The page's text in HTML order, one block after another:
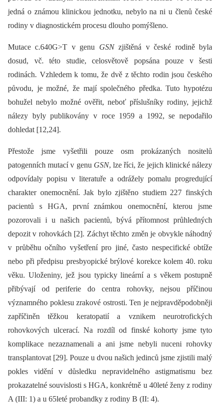
jedná o známou klinickou jednotku, nebylo na ni u členů české
rodiny v dia­gnostickém procesu dlouho pomýšleno.
Mutace c.640G>T v genu GSNzjištěná v české rodině byla
dosud, vč. této studie, celosvětově popsána pouze v šesti
rodinách. Vzhledem k tomu, že dvě z těchto rodin jsou českého
původu, je možné, že mají společného předka. Tuto hypotézu
bohužel nebylo možné ověřit, neboť příslušníky rodiny, jejichž
nálezy byly publikovány v roce 1959 a 1992, se nepodařilo
dohledat [12,24].
Přestože jsme vyšetřili pouze osm prokázaných nositelů
patogenních mutací v genu GSN, lze říci, že jejich klinické nálezy
odpovídaly popisu v literatuře a odrážely pomalu progredující
charakter onemocnění. Jak bylo zjištěno studiem 227 finských
pacientů s HGA, první známkou onemocnění, kterou jsme
pozorovali i u našich pacientů, bývá přítomnost průhledných
depozit v rohovkách [2]. Záchyt těchto změn je obvykle náhodný
v průběhu očního vyšetření pro jiné, často nespecifické obtíže
nebo při předpisu presbyopické brýlové korekce kolem 40. roku
věku. Uloženiny, jež jsou typicky lineární a s věkem postupně
přibývají od periferie do centra rohovky, nejsou příčinou
významného poklesu zrakové ostrosti. Ten je nejpravděpodobněji
zapříčiněn těžkou keratopatií a vznikem neurotrofických
rohovkových ulcerací. Na rozdíl od finské kohorty jsme tyto
komplikace nezaznamenali a ani jsme nebyli nuceni rohovky
transplantovat [29]. Pouze u dvou našich jedinců jsme zjistili malý
pokles vidění v důsledku nepravidelného astigmatismu bez
prokazatelné souvislosti s HGA, konkrétně u 40leté ženy z rodiny
A (III: 1) a u 65leté probandky z rodiny B (II: 4).